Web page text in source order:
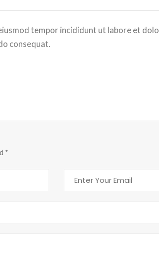
tempor incididunt ut labore et
consequat.
*